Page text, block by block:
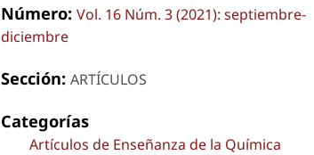
Número: Vol. 16 Núm. 3 (2021): septiembre-
diciembre
Sección: ARTÍCULOS
Categorías
Artículos de Enseñanza de la Química